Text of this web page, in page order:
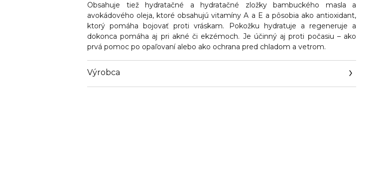
Obsahuje tiež hydratačné a hydratačné zložky bambuckého masla a
avokádového oleja, ktoré obsahujú vitamíny A a E a pôsobia ako antioxidant,
ktorý pomáha bojovať proti vráskam. Pokožku hydratuje a regeneruje a
dokonca pomáha aj pri akné či ekzémoch. Je účinný aj proti počasiu – ako
prvá pomoc po opaľovaní alebo ako ochrana pred chladom a vetrom.
Výrobca